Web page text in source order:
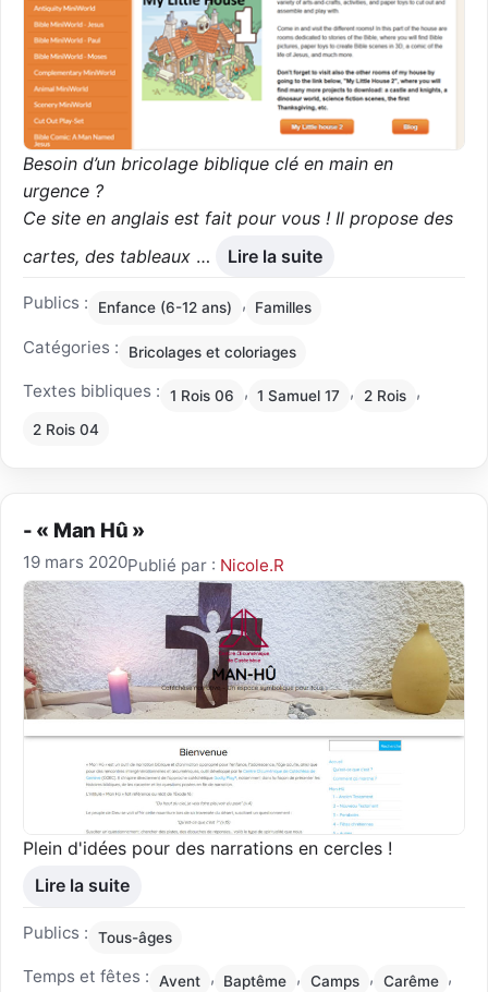
Besoin d’un bricolage biblique clé en main en
urgence ?
Ce site en anglais est fait pour vous ! Il propose des
cartes, des tableaux … Lire la suite
Publics : Enfance (6-12 ans) , Familles
Catégories : Bricolages et coloriages
Textes bibliques : 1 Rois 06 , 1 Samuel 17 , 2 Rois ,
2 Rois 04
- « Man Hû »
19 mars 2020Publié par : Nicole.R
Plein d'idées pour des narrations en cercles !
Lire la suite
Publics : Tous-âges
Temps et fêtes : Avent , Baptême , Camps , Carême ,